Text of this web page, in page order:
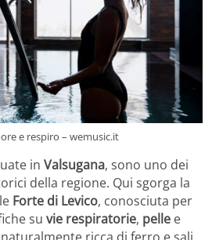
e respiro – wemusic.it
in Valsugana, sono uno dei
della regione. Qui sgorga la
Forte di Levico, conosciuta per
su vie respiratorie, pelle e